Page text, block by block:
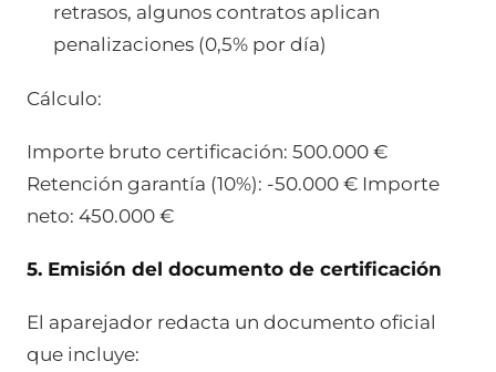
retrasos, algunos contratos aplican
penalizaciones (0,5% por día)
Cálculo:
Importe bruto certificación: 500.000 €
Retención garantía (10%): -50.000 € Importe
neto: 450.000 €
5. Emisión del documento de certificación
El aparejador redacta un documento oficial
que incluye: